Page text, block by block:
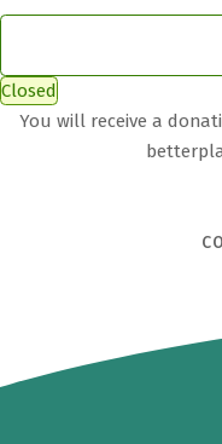
Closed
You will receive a